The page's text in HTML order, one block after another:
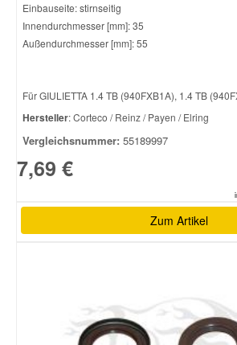
Einbauseite: stirnseitig
Innendurchmesser [mm]: 35
Außendurchmesser [mm]: 55
Für GIULIETTA 1.4 TB (940FXB1A), 1.4 TB
Hersteller: Corteco / Reinz / Payen / Elring
Vergleichsnummer: 55189997
7,69 €
Zum Artikel